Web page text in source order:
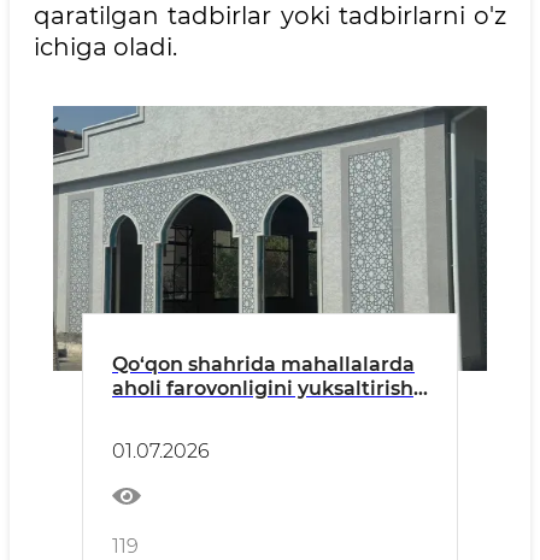
qaratilgan tadbirlar yoki tadbirlarni o'z
ichiga oladi.
Qo‘qon shahrida mahallalarda
aholi farovonligini yuksaltirish
o‘tkazilmoqda
01.07.2026
119